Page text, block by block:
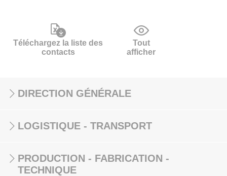
Téléchargez la liste des
contacts
Tout
afficher
DIRECTION GÉNÉRALE
LOGISTIQUE - TRANSPORT
PRODUCTION - FABRICATION -
TECHNIQUE